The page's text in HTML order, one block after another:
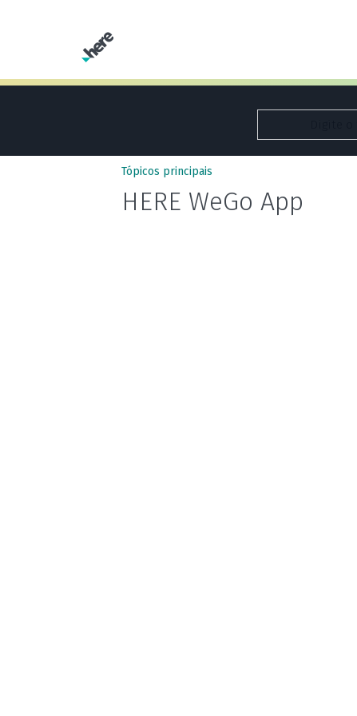
Tópicos principais
HERE WeGo App